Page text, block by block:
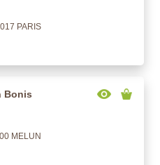
PARIS
Bonis
MELUN